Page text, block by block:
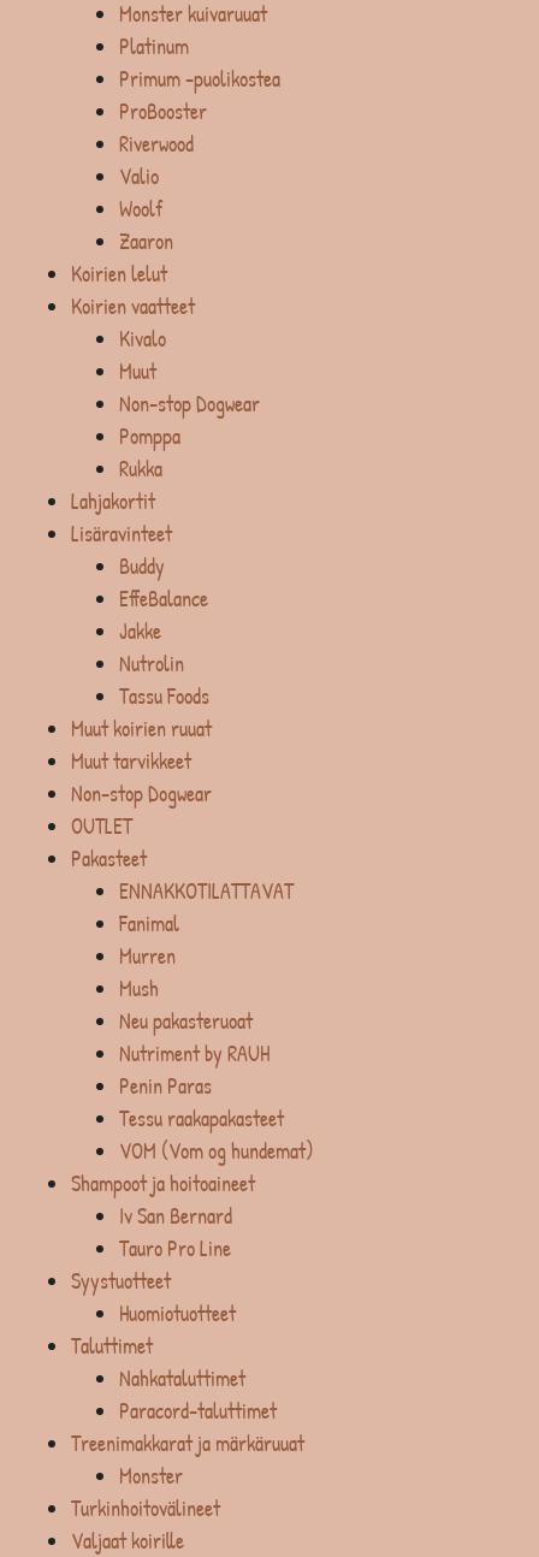
Monster kuivaruuat
Platinum
Primum -puolikostea
ProBooster
Riverwood
Valio
Woolf
Zaaron
Koirien lelut
Koirien vaatteet
Kivalo
Muut
Non-stop Dogwear
Pomppa
Rukka
Lahjakortit
Lisäravinteet
Buddy
EffeBalance
Jakke
Nutrolin
Tassu Foods
Muut koirien ruuat
Muut tarvikkeet
Non-stop Dogwear
OUTLET
Pakasteet
ENNAKKOTILATTAVAT
Fanimal
Murren
Mush
Neu pakasteruoat
Nutriment by RAUH
Penin Paras
Tessu raakapakasteet
VOM (Vom og hundemat)
Shampoot ja hoitoaineet
Iv San Bernard
Tauro Pro Line
Syystuotteet
Huomiotuotteet
Taluttimet
Nahkataluttimet
Paracord-taluttimet
Treenimakkarat ja märkäruuat
Monster
Turkinhoitovälineet
Valjaat koirille